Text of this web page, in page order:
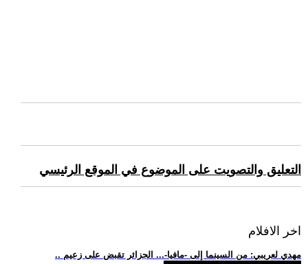
التعليق والتصويت على الموضوع في الموقع الرئيسي
اخر الافلام
.. مهدي لعريبي: من السينما إلى -مافيا-... الجزائر تقبض على زعيم